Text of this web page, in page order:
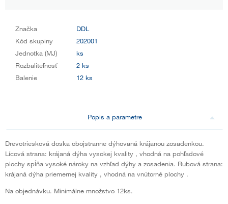
Značka
DDL
Kód skupiny
202001
Jednotka (MJ)
ks
Rozbaliteľnosť
2 ks
Balenie
12 ks
Popis a parametre
Drevotriesková doska obojstranne dýhovaná krájanou zosadenkou.
Lícová strana: krájaná dýha vysokej kvality , vhodná na pohľadové
plochy spĺňa vysoké nároky na vzhľad dýhy a zosadenia. Rubová strana:
krájaná dýha priemernej kvality , vhodná na vnútorné plochy .
Na objednávku. Minimálne množstvo 12ks.